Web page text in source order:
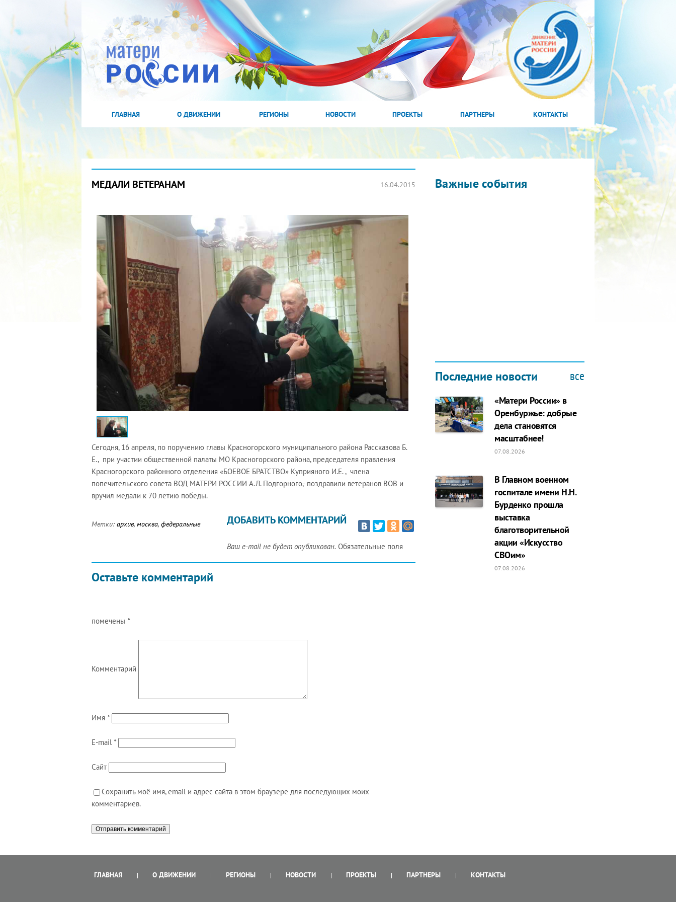
ГЛАВНАЯ О ДВИЖЕНИИ РЕГИОНЫ НОВОСТИ ПРОЕКТЫ ПАРТНЕРЫ КОНТАКТЫ
МЕДАЛИ ВЕТЕРАНАМ 16.04.2015
Сегодня, 16 апреля, по поручению главы Красногорского муниципального района Рассказова Б.
Е., при участии общественной палаты МО Красногорского района, председателя правления
Красногорского районного отделения «БОЕВОЕ БРАТСТВО» Куприяного И.Е. , члена
попечительского совета ВОД МАТЕРИ РОССИИ А.Л. Подгорного,- поздравили ветеранов ВОВ и
вручил медали к 70 летию победы.
Метки: архив, москва, федеральные
Оставьте комментарий
ДОБАВИТЬ КОММЕНТАРИЙ
Ваш e-mail не будет опубликован. Обязательные поля
помечены *
Комментарий
Имя *
E-mail *
Сайт
Сохранить моё имя, email и адрес сайта в этом браузере для последующих моих
комментариев.
Важные события
2022 ГОД ПРОВОЗГЛАШЕН ГОДОМ
МАТЕРИ В ЯКУТИИ
19.12.2021
Последние новости все
«Матери России» в
Оренбуржье: добрые
дела становятся
масштабнее!
07.08.2026
В Главном военном
госпитале имени Н.Н.
Бурденко прошла
выставка
благотворительной
акции «Искусство
СВОим»
07.08.2026
ГЛАВНАЯ О ДВИЖЕНИИ РЕГИОНЫ НОВОСТИ ПРОЕКТЫ ПАРТНЕРЫ КОНТАКТЫ